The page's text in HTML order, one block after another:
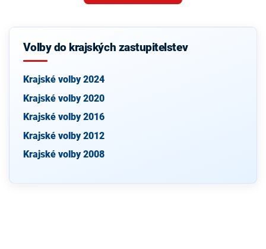
Volby do krajských zastupitelstev
Krajské volby 2024
Krajské volby 2020
Krajské volby 2016
Krajské volby 2012
Krajské volby 2008